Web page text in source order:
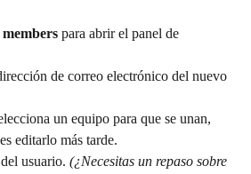
para abrir el panel de
de correo electrónico del nuevo
un equipo para que se unan,
editarlo más tarde.
usuario. (¿Necesitas un repaso sobre